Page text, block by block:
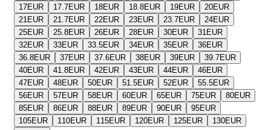
17EUR 17.7EUR 18EUR 18.8EUR 19EUR 20EUR
21EUR 21.7EUR 22EUR 23EUR 23.7EUR 24EUR
25EUR 25.8EUR 26EUR 28EUR 30EUR 31EUR
32EUR 33EUR 33.5EUR 34EUR 35EUR 36EUR
36.8EUR 37EUR 37.6EUR 38EUR 39EUR 39.7EUR
40EUR 41.8EUR 42EUR 43EUR 44EUR 46EUR
47EUR 48EUR 50EUR 51.5EUR 52EUR 55.5EUR
56EUR 57EUR 58EUR 60EUR 65EUR 75EUR 80EUR
85EUR 86EUR 88EUR 89EUR 90EUR 95EUR
105EUR 110EUR 115EUR 120EUR 125EUR 130EUR